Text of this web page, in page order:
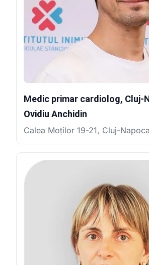
Medic primar cardiolog, Cluj-
Ovidiu Anchidin
Calea Moților 19-21, Cluj-